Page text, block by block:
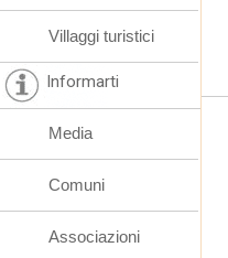
Villaggi turistici
Informarti
Media
Comuni
Associazioni